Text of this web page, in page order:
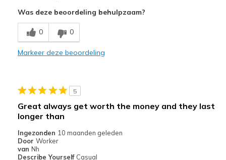
Beste toepassingen
Casual Wear
View On Shoes
Shoes are for Wearing
Was deze beoordeling behulpzaam?
0 0
Markeer deze beoordeling
5
Great always get worth the money and they last
longer than
Ingezonden 10 maanden geleden
Door Worker
van Nh
Describe Yourself Casual